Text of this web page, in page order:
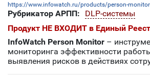
https://www.infowatch.ru/products/person-monitor
Рубрикатор АРПП:
DLP-системы
Продукт НЕ ВХОДИТ в Единый
InfoWatch Person Monitor –
мониторинга эффективности
выявления рисков в действиях